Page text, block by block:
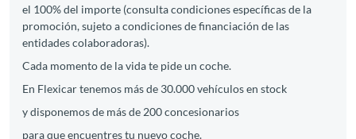
el 100% del importe (consulta condiciones específicas de la
promoción, sujeto a condiciones de financiación de las
entidades colaboradoras).
Cada momento de la vida te pide un coche.
En Flexicar tenemos más de 30.000 vehículos en stock
y disponemos de más de 200 concesionarios
para que encuentres tu nuevo coche.